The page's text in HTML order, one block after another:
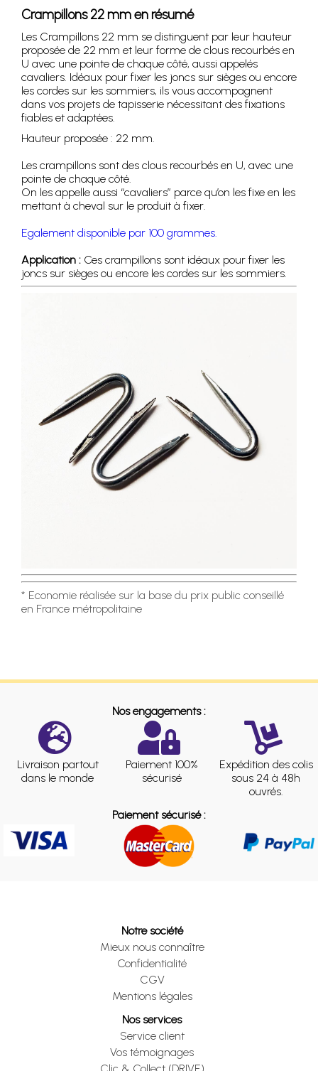
Crampillons 22 mm en résumé
Les Crampillons 22 mm se distinguent par leur hauteur
proposée de 22 mm et leur forme de clous recourbés en
U avec une pointe de chaque côté, aussi appelés
cavaliers. Idéaux pour fixer les joncs sur sièges ou encore
les cordes sur les sommiers, ils vous accompagnent
dans vos projets de tapisserie nécessitant des fixations
fiables et adaptées.
Hauteur proposée : 22 mm.
Les crampillons sont des clous recourbés en U, avec une
pointe de chaque côté.
On les appelle aussi “cavaliers” parce qu’on les fixe en les
mettant à cheval sur le produit à fixer.
Egalement disponible par 100 grammes.
Application : Ces crampillons sont idéaux pour fixer les
joncs sur sièges ou encore les cordes sur les sommiers.
* Economie réalisée sur la base du prix public conseillé
en France métropolitaine
Nos engagements :
Livraison partout
dans le monde
Paiement 100%
sécurisé
Expédition des colis
sous 24 à 48h
ouvrés.
Paiement sécurisé :
Notre société
Mieux nous connaître
Confidentialité
CGV
Mentions légales
Nos services
Service client
Vos témoignages
Clic & Collect (DRIVE)